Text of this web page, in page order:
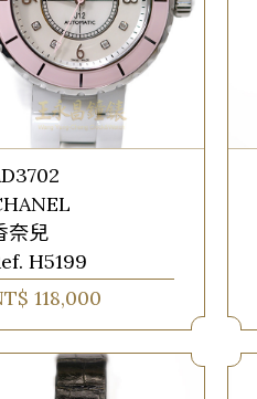
奈兒
H5199
118,000